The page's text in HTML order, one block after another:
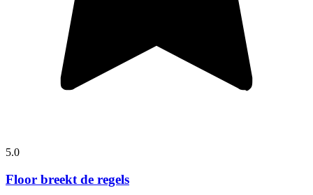
5.0
Floor breekt de regels